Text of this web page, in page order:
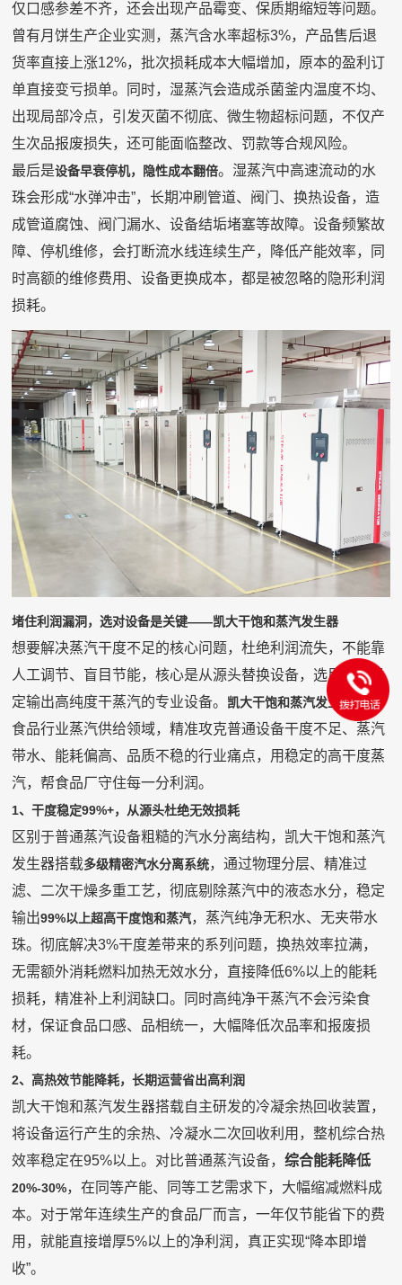
仅口感参差不齐，还会出现产品霉变、保质期缩短等问题。
曾有月饼生产企业实测，蒸汽含水率超标3%，产品售后退
货率直接上涨12%，批次损耗成本大幅增加，原本的盈利订
单直接变亏损单。同时，湿蒸汽会造成杀菌釜内温度不均、
出现局部冷点，引发灭菌不彻底、微生物超标问题，不仅产
生次品报废损失，还可能面临整改、罚款等合规风险。
最后是设备早衰停机，隐性成本翻倍。湿蒸汽中高速流动的水
珠会形成“水弹冲击”，长期冲刷管道、阀门、换热设备，造
成管道腐蚀、阀门漏水、设备结垢堵塞等故障。设备频繁故
障、停机维修，会打断流水线连续生产，降低产能效率，同
时高额的维修费用、设备更换成本，都是被忽略的隐形利润
损耗。
堵住利润漏洞，选对设备是关键——凯大干饱和蒸汽发生器
想要解决蒸汽干度不足的核心问题，杜绝利润流失，不能靠
人工调节、盲目节能，核心是从源头替换设备，选用能够稳
定输出高纯度干蒸汽的专业设备。 凯大干饱和蒸汽发生器深耕
食品行业蒸汽供给领域，精准攻克普通设备干度不足、蒸汽
带水、能耗偏高、品质不稳的行业痛点，用稳定的高干度蒸
汽，帮食品厂守住每一分利润。
1、干度稳定99%+，从源头杜绝无效损耗
区别于普通蒸汽设备粗糙的汽水分离结构，凯大干饱和蒸汽
发生器搭载多级精密汽水分离系统，通过物理分层、精准过
滤、二次干燥多重工艺，彻底剔除蒸汽中的液态水分，稳定
输出99%以上超高干度饱和蒸汽，蒸汽纯净无积水、无夹带水
珠。彻底解决3%干度差带来的系列问题，换热效率拉满，
无需额外消耗燃料加热无效水分，直接降低6%以上的能耗
损耗，精准补上利润缺口。同时高纯净干蒸汽不会污染食
材，保证食品口感、品相统一，大幅降低次品率和报废损
耗。
2、高热效节能降耗，长期运营省出高利润
凯大干饱和蒸汽发生器搭载自主研发的冷凝余热回收装置，
将设备运行产生的余热、冷凝水二次回收利用，整机综合热
效率稳定在95%以上。对比普通蒸汽设备，综合能耗降低
20%-30%，在同等产能、同等工艺需求下，大幅缩减燃料成
本。对于常年连续生产的食品厂而言，一年仅节能省下的费
用，就能直接增厚5%以上的净利润，真正实现“降本即增
收”。